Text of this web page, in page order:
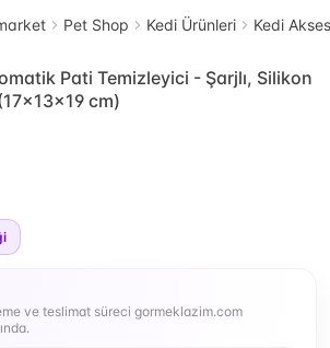
Pet Shop Kedi Ürünleri Kedi
Pati Temizleyici - Şarjlı, Silikon
cm)
ve teslimat süreci gormeklazim.com